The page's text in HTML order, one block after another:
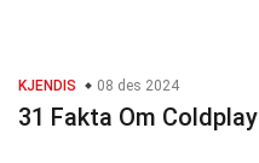
KJENDIS 08 des 2024
31 Fakta Om Coldplay